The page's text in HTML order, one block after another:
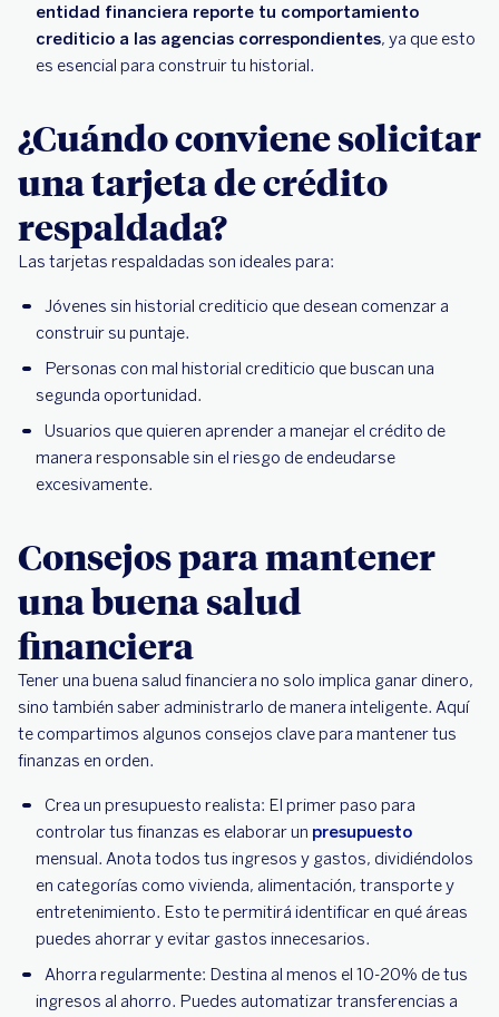
entidad financiera reporte tu comportamiento
crediticio a las agencias correspondientes, ya que esto
es esencial para construir tu historial.
¿Cuándo conviene solicitar
una tarjeta de crédito
respaldada?
Las tarjetas respaldadas son ideales para:
Jóvenes sin historial crediticio que desean comenzar a
construir su puntaje.
Personas con mal historial crediticio que buscan una
segunda oportunidad.
Usuarios que quieren aprender a manejar el crédito de
manera responsable sin el riesgo de endeudarse
excesivamente.
Consejos para mantener
una buena salud
financiera
Tener una buena salud financiera no solo implica ganar dinero,
sino también saber administrarlo de manera inteligente. Aquí
te compartimos algunos consejos clave para mantener tus
finanzas en orden.
Crea un presupuesto realista: El primer paso para
controlar tus finanzas es elaborar un presupuesto
mensual. Anota todos tus ingresos y gastos, dividiéndolos
en categorías como vivienda, alimentación, transporte y
entretenimiento. Esto te permitirá identificar en qué áreas
puedes ahorrar y evitar gastos innecesarios.
Ahorra regularmente: Destina al menos el 10-20% de tus
ingresos al ahorro. Puedes automatizar transferencias a